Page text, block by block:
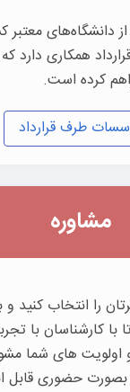
رد کنی!
از دانشگاه‌های
همکاری دارد
کرده است.
طرف قرارداد
مشاوره
را انتخاب کنید و
کارشناسان با
اولویت های شما
حضوری قابل